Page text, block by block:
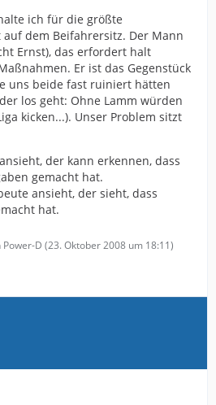
ich für die größte
dem Beifahrersitz. Der Mann
Ernst), das erfordert halt
Er ist das Gegenstück
uns beide fast ruiniert hätten
los geht: Ohne Lamm würden
kicken...). Unser Problem sitzt
der kann erkennen, dass
gemacht hat.
ansieht, der sieht, dass
hat.
D (23. Oktober 2008 um 18:11)